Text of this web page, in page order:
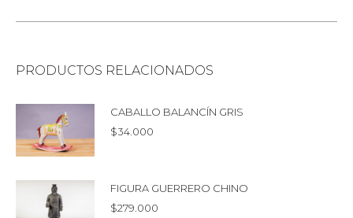
PRODUCTOS RELACIONADOS
CABALLO BALANCÍN GRIS
$34.000
FIGURA GUERRERO CHINO
$279.000